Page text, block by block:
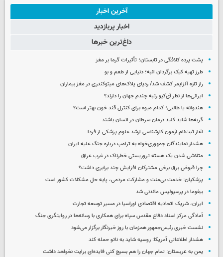
آخرین اخبار
اخبار پربازدید
داغ‌ترین خبرها
پشت پرده کلافگی در تابستان؛ تأثیرات گرما بر مغز
طرز تهیه کیک برگردان انبه؛ دنیایی از طعم و بو
راز تازه آلزایمر کشف شد/ ردپای پلاک‌های میتوکندری در مغز بیماران
ایرانی‌ها از نظر آی‌کیو رتبه چندم جهان را دارند؟
هندوانه یا طالبی؛ کدام‌ میوه برای کنترل قند خون بهتر است؟
گربه‌ها شاید کلید درمان سرطان در انسان باشند
آغاز ثبت‌نام‌ آزمون کارشناسی ارشد علوم پزشکی از فردا
هشدار نمایندگان جمهوری‌خواه به ترامپ درباره جنگ علیه ایران
متلاشی شدن یک هسته تروریستی خطرناک در غرب عراق
چرا قبوض برق برخی مشترکان افزایش چند برابری داشت؟
پزشکیان: خدمت بی‌منت و مشارکت مردمی، پایه حل مشکلات کشور است
بیفوما در پرسپولیس ماندنی شد
ایران، شریک اتحادیه اقتصادی اوراسیا در مسیر توسعه تجارت
آمادگی مرکز اسناد دفاع مقدس سپاه برای همکاری با رسانه‌ها در روایتگری جنگ
نشست خبری رئیس‌جمهور همزمان با روز خبرنگار برگزار می‌شود
هشدار اطلاعاتی آمریکا: روسیه شاید به ناتو حمله کند
یمن به عربستان: تمام جهان را هم بسیج کنی فایده‌ای برایت نخواهد داشت